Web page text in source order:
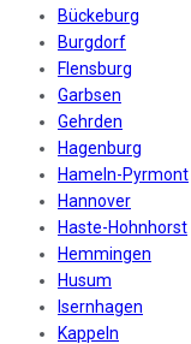
Bückeburg
Burgdorf
Flensburg
Garbsen
Gehrden
Hagenburg
Hameln-Pyrmont
Hannover
Haste-Hohnhorst
Hemmingen
Husum
Isernhagen
Kappeln